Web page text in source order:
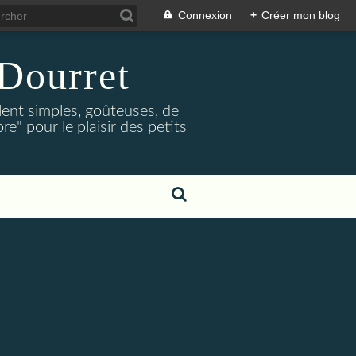
Connexion + Créer mon blog
simples, goûteuses, de
pour le plaisir des petits